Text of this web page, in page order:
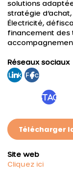
solutions
stratégie
Électricité,
financement des
Réseaux sociaux
Link Fac
Instagram
Télécharger
Site web
Cliquez ici